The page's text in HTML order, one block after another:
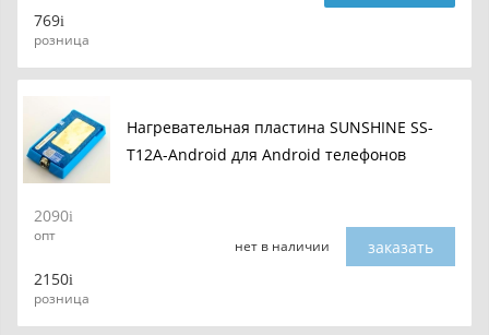
769
розница
Нагревательная пластина SUNSHINE SS-
T12A-Android для Android телефонов
2090
опт
2150
розница
нет в наличии заказать